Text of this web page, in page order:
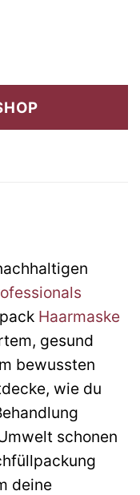
€.
Haarmaske
gesund
bewussten
wie du
schonen
deine